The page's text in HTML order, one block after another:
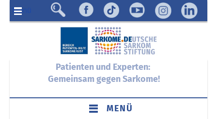
Menü
Patienten und Experten:
Gemeinsam gegen Sarkome!
MENÜ